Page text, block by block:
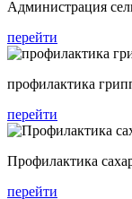
Администрация
перейти
профилактика
перейти
Профилактика
перейти